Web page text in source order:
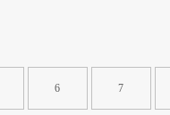
企业来说，品牌操作要有个性
6 7